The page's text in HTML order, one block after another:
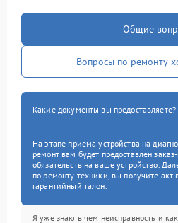
Общие
Вопросы по ремонту
Какие документы вы предоставляете?
На этапе приема устройства на
ремонт вам будет предоставлен
обязательств на ваше устройство.
по ремонту техники, вы получите акт
гарантийный талон.
Я уже знаю в чем неисправность и